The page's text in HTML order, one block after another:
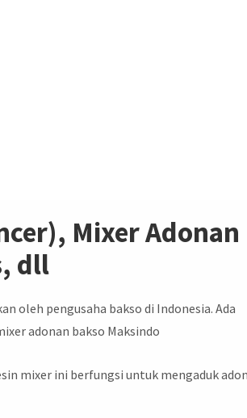
Mixer Adonan
dll
oleh pengusaha bakso di Indonesia. Ada
adonan bakso Maksindo
mixer ini berfungsi untuk mengaduk